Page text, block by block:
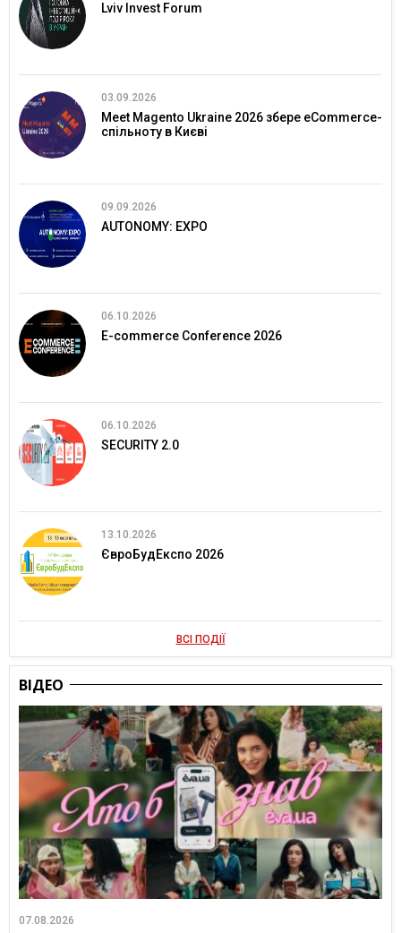
Lviv Invest Forum
03.09.2026
Meet Magento Ukraine 2026 збере eCommerce-
спільноту в Києві
09.09.2026
AUTONOMY: EXPO
06.10.2026
E-commerce Conference 2026
06.10.2026
SECURITY 2.0
13.10.2026
ЄвроБудЕкспо 2026
ВСІ ПОДІЇ
ВІДЕО
07.08.2026